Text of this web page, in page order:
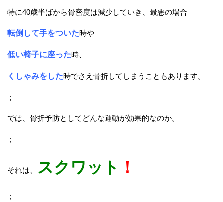
特に40歳半ばから骨密度は減少していき、最悪の場合
転倒して手をついた時や
低い椅子に座った時、
くしゃみをした時でさえ骨折してしまうこともあります。
;
では、骨折予防としてどんな運動が効果的なのか。
;
それは、 スクワット ！
;